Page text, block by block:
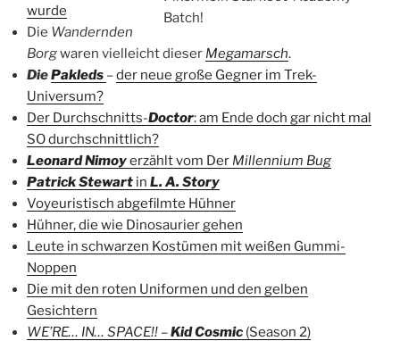
Batch!
wurde
Die Wandernden
Borgwaren vielleicht dieser Megamarsch.
DiePakleds –der neue große Gegner im Trek-
Universum?
Der Durchschnitts-Doctor: am Ende doch gar nicht mal
SO durchschnittlich?
Leonard Nimoyerzählt vom Der Millennium Bug
Patrick Stewart in L. A. Story
Voyeuristisch abgefilmte Hühner
Hühner, die wie Dinosaurier gehen
Leute in schwarzen Kostümen mit weißen Gummi-
Noppen
Die mit den roten Uniformen und den gelben
Gesichtern
WE’RE… IN… SPACE!! –Kid Cosmic (Season 2)